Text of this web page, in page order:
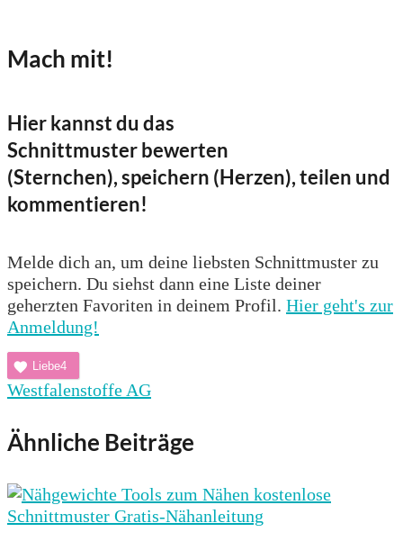
Mach mit!
Hier kannst du das
Schnittmuster bewerten
(Sternchen), speichern (Herzen), teilen und
kommentieren!
Melde dich an, um deine liebsten Schnittmuster zu
speichern. Du siehst dann eine Liste deiner
geherzten Favoriten in deinem Profil. Hier geht's zur
Anmeldung!
Liebe4
Westfalenstoffe AG
Ähnliche Beiträge